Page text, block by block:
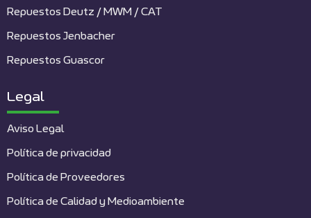
Repuestos Deutz / MWM / CAT
Repuestos Jenbacher
Repuestos Guascor
Legal
Aviso Legal
Política de privacidad
Política de Proveedores
Política de Calidad y Medioambiente